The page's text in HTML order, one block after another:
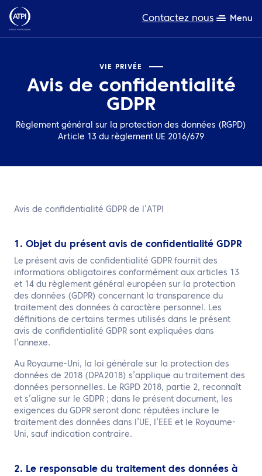
Contactez nous Menu
Ressources
Contactez nous
FR
VIE PRIVÉE
Avis de confidentialité
GDPR
Règlement général sur la protection des données (RGPD)
Article 13 du règlement UE 2016/679
Avis de confidentialité GDPR de l’ATPI
1. Objet du présent avis de confidentialité GDPR
Le présent avis de confidentialité GDPR fournit des
informations obligatoires conformément aux articles 13
et 14 du règlement général européen sur la protection
des données (GDPR) concernant la transparence du
traitement des données à caractère personnel. Les
définitions de certains termes utilisés dans le présent
avis de confidentialité GDPR sont expliquées dans
l’annexe.
Au Royaume-Uni, la loi générale sur la protection des
données de 2018 (DPA2018) s’applique au traitement des
données personnelles. Le RGPD 2018, partie 2, reconnaît
et s’aligne sur le GDPR ; dans le présent document, les
exigences du GDPR seront donc réputées inclure le
traitement des données dans l’UE, l’EEE et le Royaume-
Uni, sauf indication contraire.
2. Le responsable du traitement des données à